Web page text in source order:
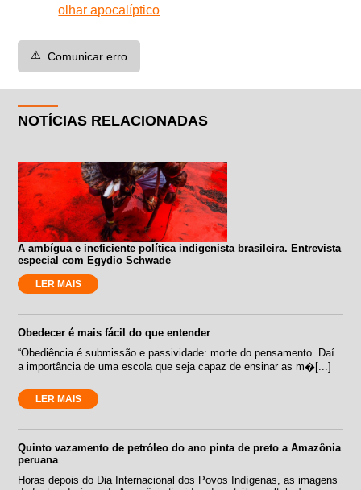
olhar apocalíptico
⚠️ Comunicar erro
NOTÍCIAS RELACIONADAS
A ambígua e ineficiente política indigenista brasileira. Entrevista
especial com Egydio Schwade
LER MAIS
Obedecer é mais fácil do que entender
“Obediência é submissão e passividade: morte do pensamento. Daí
a importância de uma escola que seja capaz de ensinar as m�[...]
LER MAIS
Quinto vazamento de petróleo do ano pinta de preto a Amazônia
peruana
Horas depois do Dia Internacional dos Povos Indígenas, as imagens